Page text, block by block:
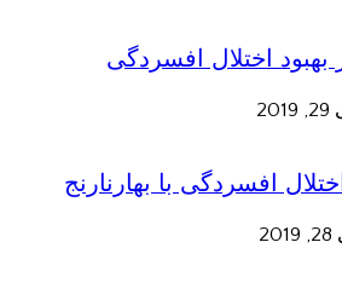
بهبود اختلال افسردگی
افسردگی با بهارنارنج